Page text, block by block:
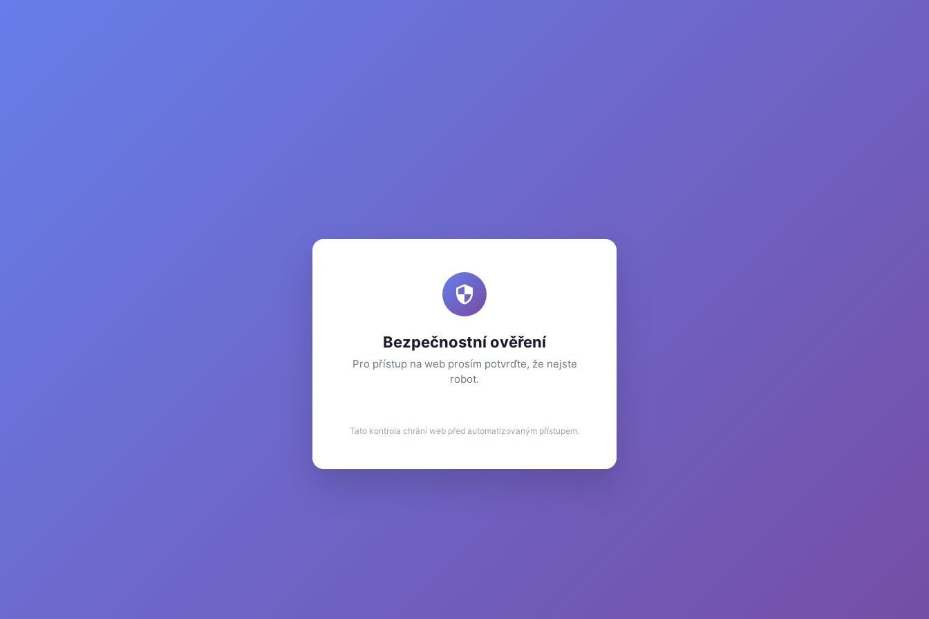
Bezpečnostní ověření
Pro přístup na web prosím potvrďte, že nejste
robot.
Tato kontrola chrání web před automatizovaným přístupem.